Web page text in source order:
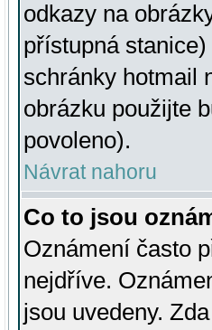
odkazy na
přístupná
schránky hotmail
obrázku použijte
povoleno).
Návrat nahoru
Co to jsou
Oznámení často
nejdříve.
jsou uvedeny.